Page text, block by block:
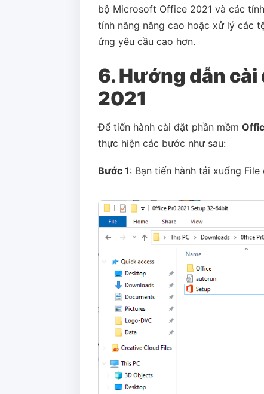
bộ Microsoft Office 2021 và các
tính năng nâng cao hoặc xử lý các
ứng yêu cầu cao hơn.
6. Hướng dẫn
2021
Để tiến hành cài đặt phần mềm
thực hiện các bước như sau:
Bước 1: Bạn tiến hành tải xuống